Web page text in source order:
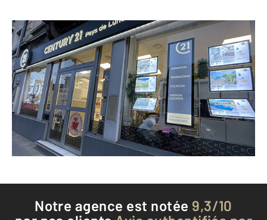
CENTURY 21 Pays de Lunel
145 boulevard Lafayette BP 148
LUNEL - 34400
Envoyer un message
Téléphoner à l'agence
Notre agence est notée 9,3/10